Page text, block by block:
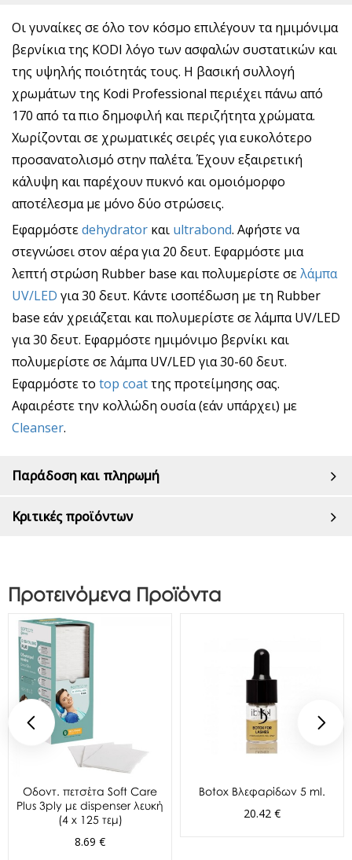
Οι γυναίκες σε όλο τον κόσμο επιλέγουν τα ημιμόνιμα
βερνίκια της KODI λόγο των ασφαλών συστατικών και
της υψηλής ποιότητάς τους. Η βασική συλλογή
χρωμάτων της Kodi Professional περιέχει πάνω από
170 από τα πιο δημοφιλή και περιζήτητα χρώματα.
Χωρίζονται σε χρωματικές σειρές για ευκολότερο
προσανατολισμό στην παλέτα. Έχουν εξαιρετική
κάλυψη και παρέχουν πυκνό και ομοιόμορφο
αποτέλεσμα με μόνο δύο στρώσεις.
Εφαρμόστεdehydrator και ultrabond. Αφήστε να
στεγνώσει στον αέρα για 20 δευτ. Εφαρμόστε μια
λεπτή στρώση Rubber base και πολυμερίστε σελάμπα
UV/LED για 30 δευτ. Κάντε ισοπέδωση με τη Rubber
base εάν χρειάζεται και πολυμερίστε σε λάμπα UV/LED
για 30 δευτ. Εφαρμόστε ημιμόνιμο βερνίκι και
πολυμερίστε σε λάμπα UV/LED για 30-60 δευτ.
Εφαρμόστε το top coatτης προτείμησης σας.
Αφαιρέστε την κολλώδη ουσία (εάν υπάρχει) με
Cleanser.
Παράδοση και πληρωμή
Κριτικές προϊόντων
Προτεινόμενα Προϊόντα
Oδοντ. πετσέτα Soft Care
Plus 3ply με dispenser λευκή
(4 x 125 τεμ)
8.69 €
Botox Βλεφαρίδων 5 ml.
20.42 €